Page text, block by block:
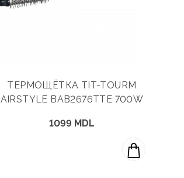
ТЕРМОЩЁТКА TIT-TOURM
AIRSTYLE BAB2676TTE 700W
1099 MDL